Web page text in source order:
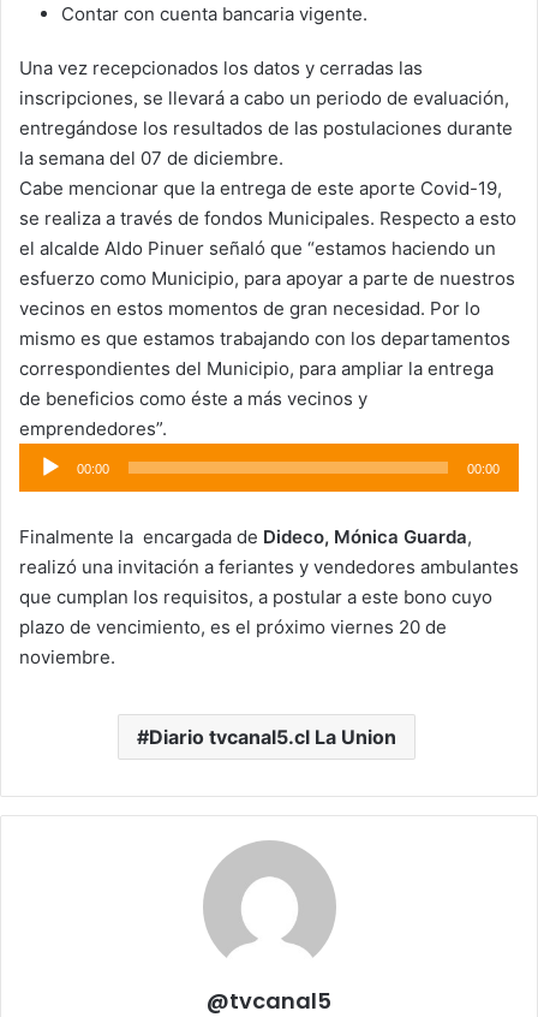
Contar con cuenta bancaria vigente.
Una vez recepcionados los datos y cerradas las
inscripciones, se llevará a cabo un periodo de evaluación,
entregándose los resultados de las postulaciones durante
la semana del 07 de diciembre.
Cabe mencionar que la entrega de este aporte Covid-19,
se realiza a través de fondos Municipales. Respecto a esto
el alcalde Aldo Pinuer señaló que “estamos haciendo un
esfuerzo como Municipio, para apoyar a parte de nuestros
vecinos en estos momentos de gran necesidad. Por lo
mismo es que estamos trabajando con los departamentos
correspondientes del Municipio, para ampliar la entrega
de beneficios como éste a más vecinos y
emprendedores”.
Reproductor
de
00:00 00:00
Finalmente la encargada de Dideco, Mónica Guarda,
realizó una invitación a feriantes y vendedores ambulantes
que cumplan los requisitos, a postular a este bono cuyo
plazo de vencimiento, es el próximo viernes 20 de
noviembre.
Diario tvcanal5.cl La Union
@tvcanal5